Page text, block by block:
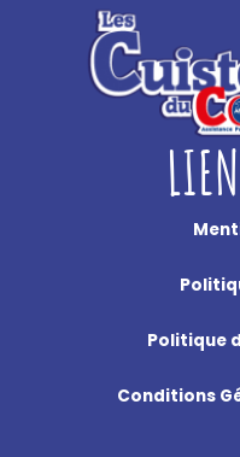
Politique
Conditions